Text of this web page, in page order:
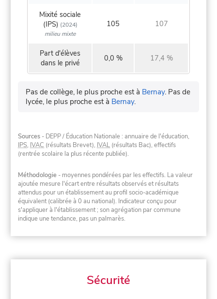
Mixité sociale
(IPS) (2024)
milieu mixte
105 107
Part d'élèves
dans le privé
0,0 % 17,4 %
Pas de collège, le plus proche est à Bernay. Pas de
lycée, le plus proche est à Bernay.
Sources - DEPP / Éducation Nationale : annuaire de l'éducation,
IPS, IVAC (résultats Brevet), IVAL (résultats Bac), effectifs
(rentrée scolaire la plus récente publiée).
Méthodologie - moyennes pondérées par les effectifs. La valeur
ajoutée mesure l'écart entre résultats observés et résultats
attendus pour un établissement au profil socio-académique
équivalent (calibrée à 0 au national). Indicateur conçu pour
s'appliquer à l'établissement ; son agrégation par commune
indique une tendance, pas un palmarès.
Sécurité